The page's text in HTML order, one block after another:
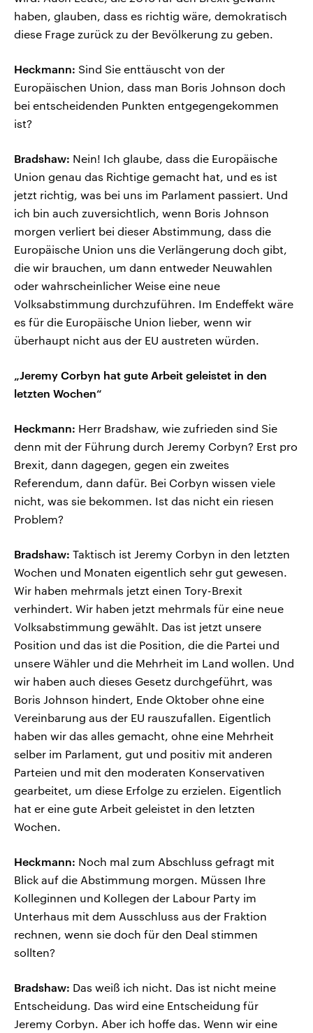
haben, glauben, dass es richtig wäre, demokratisch
diese Frage zurück zu der Bevölkerung zu geben.
Heckmann: Sind Sie enttäuscht von der
Europäischen Union, dass man Boris Johnson doch
bei entscheidenden Punkten entgegengekommen
ist?
Bradshaw: Nein! Ich glaube, dass die Europäische
Union genau das Richtige gemacht hat, und es ist
jetzt richtig, was bei uns im Parlament passiert. Und
ich bin auch zuversichtlich, wenn Boris Johnson
morgen verliert bei dieser Abstimmung, dass die
Europäische Union uns die Verlängerung doch gibt,
die wir brauchen, um dann entweder Neuwahlen
oder wahrscheinlicher Weise eine neue
Volksabstimmung durchzuführen. Im Endeffekt wäre
es für die Europäische Union lieber, wenn wir
überhaupt nicht aus der EU austreten würden.
„Jeremy Corbyn hat gute Arbeit geleistet in den
letzten Wochen“
Heckmann: Herr Bradshaw, wie zufrieden sind Sie
denn mit der Führung durch Jeremy Corbyn? Erst pro
Brexit, dann dagegen, gegen ein zweites
Referendum, dann dafür. Bei Corbyn wissen viele
nicht, was sie bekommen. Ist das nicht ein riesen
Problem?
Bradshaw: Taktisch ist Jeremy Corbyn in den letzten
Wochen und Monaten eigentlich sehr gut gewesen.
Wir haben mehrmals jetzt einen Tory-Brexit
verhindert. Wir haben jetzt mehrmals für eine neue
Volksabstimmung gewählt. Das ist jetzt unsere
Position und das ist die Position, die die Partei und
unsere Wähler und die Mehrheit im Land wollen. Und
wir haben auch dieses Gesetz durchgeführt, was
Boris Johnson hindert, Ende Oktober ohne eine
Vereinbarung aus der EU rauszufallen. Eigentlich
haben wir das alles gemacht, ohne eine Mehrheit
selber im Parlament, gut und positiv mit anderen
Parteien und mit den moderaten Konservativen
gearbeitet, um diese Erfolge zu erzielen. Eigentlich
hat er eine gute Arbeit geleistet in den letzten
Wochen.
Heckmann: Noch mal zum Abschluss gefragt mit
Blick auf die Abstimmung morgen. Müssen Ihre
Kolleginnen und Kollegen der Labour Party im
Unterhaus mit dem Ausschluss aus der Fraktion
rechnen, wenn sie doch für den Deal stimmen
sollten?
Bradshaw: Das weiß ich nicht. Das ist nicht meine
Entscheidung. Das wird eine Entscheidung für
Jeremy Corbyn. Aber ich hoffe das. Wenn wir eine